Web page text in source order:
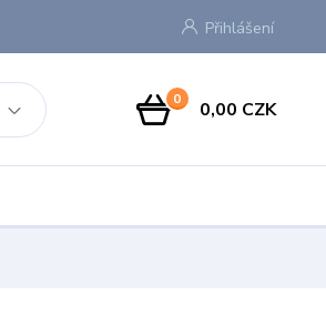
Přihlášení
0 0,00 CZK